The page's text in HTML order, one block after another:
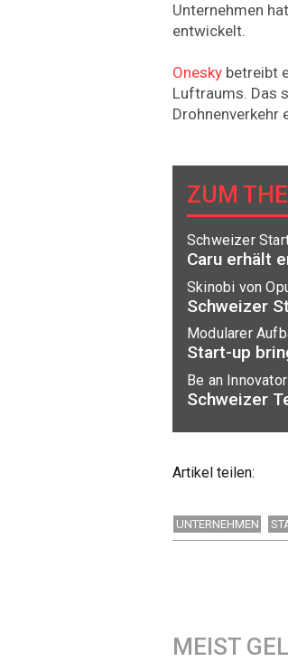
Unternehmen
entwickelt.
Onesky betreibt
Luftraums. Das
Drohnenverkehr
ZUM
Schweizer
Caru erhält
Skinobi von
Schweizer
Modularer
Start-up
Be an
Schweizer
Artikel teilen:
UNTERNEHMEN
MEIST